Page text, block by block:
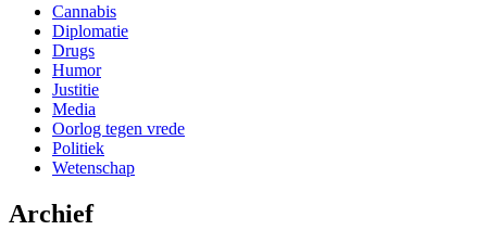
Cannabis
Diplomatie
Drugs
Humor
Justitie
Media
Oorlog tegen vrede
Politiek
Wetenschap
Archief